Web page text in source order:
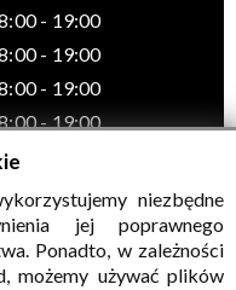
- 19:00
- 19:00
- 19:00
- 19:00
Ośrodek Kultury w
niezbędne
jej poprawnego
Ponadto, w zależności
możemy używać plików